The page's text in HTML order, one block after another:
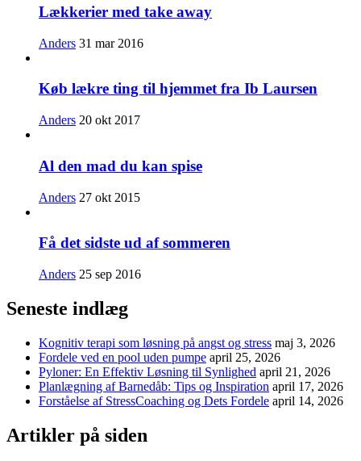
Lækkerier med take away
Anders 31 mar 2016
Køb lækre ting til hjemmet fra Ib Laursen
Anders 20 okt 2017
Al den mad du kan spise
Anders 27 okt 2015
Få det sidste ud af sommeren
Anders 25 sep 2016
Seneste indlæg
Kognitiv terapi som løsning på angst og stress maj 3, 2026
Fordele ved en pool uden pumpe april 25, 2026
Pyloner: En Effektiv Løsning til Synlighed april 21, 2026
Planlægning af Barnedåb: Tips og Inspiration april 17, 2026
Forståelse af StressCoaching og Dets Fordele april 14, 2026
Artikler på siden